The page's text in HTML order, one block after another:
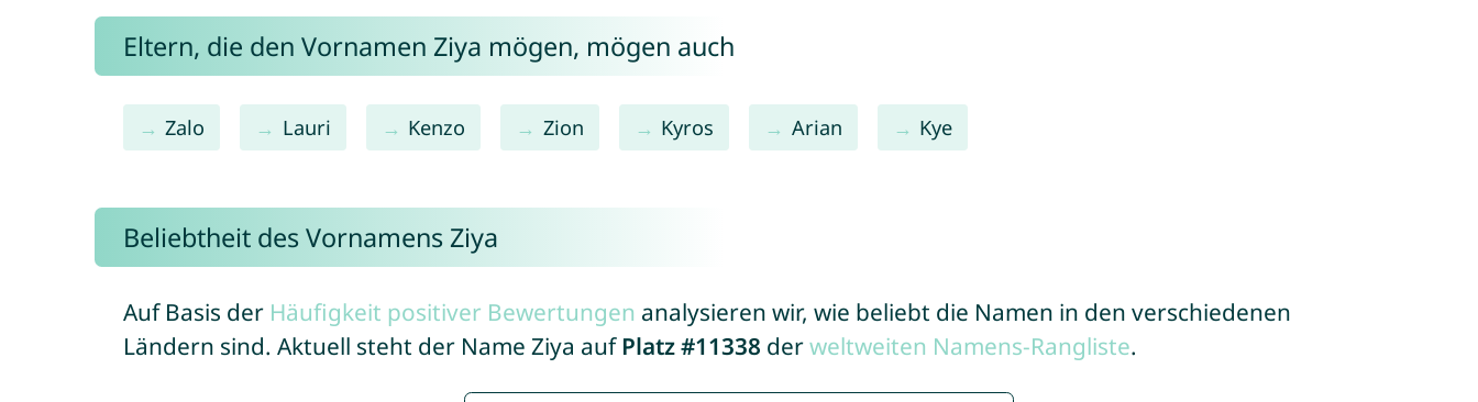
Eltern, die den Vornamen Ziya mögen, mögen auch
Zalo Lauri Kenzo Zion Kyros Arian Kye
Beliebtheit des Vornamens Ziya
Auf Basis der Häufigkeit positiver Bewertungen analysieren wir, wie beliebt die Namen in den verschiedenen
Ländern sind. Aktuell steht der Name Ziya auf Platz #11338 derweltweiten Namens-Rangliste.